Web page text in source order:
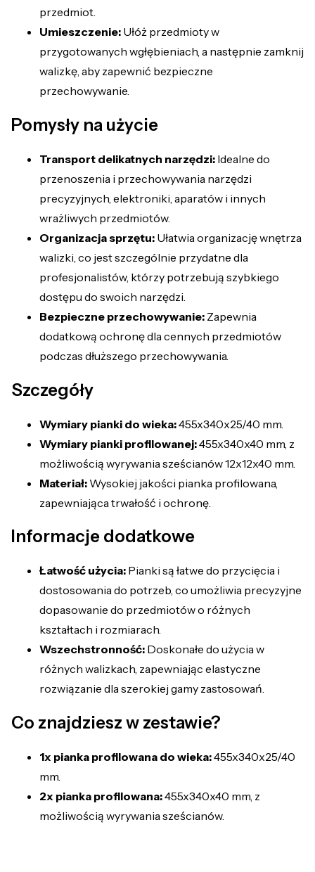
przedmiot.
Umieszczenie: Ułóż przedmioty w
przygotowanych wgłębieniach, a następnie zamknij
walizkę, aby zapewnić bezpieczne
przechowywanie.
Pomysły na użycie
Transport delikatnych narzędzi: Idealne do
przenoszenia i przechowywania narzędzi
precyzyjnych, elektroniki, aparatów i innych
wrażliwych przedmiotów.
Organizacja sprzętu: Ułatwia organizację wnętrza
walizki, co jest szczególnie przydatne dla
profesjonalistów, którzy potrzebują szybkiego
dostępu do swoich narzędzi.
Bezpieczne przechowywanie: Zapewnia
dodatkową ochronę dla cennych przedmiotów
podczas dłuższego przechowywania.
Szczegóły
Wymiary pianki do wieka:455x340x25/40 mm.
Wymiary pianki profilowanej:455x340x40 mm, z
możliwością wyrywania sześcianów 12x12x40 mm.
Materiał: Wysokiej jakości pianka profilowana,
zapewniająca trwałość i ochronę.
Informacje dodatkowe
Łatwość użycia: Pianki są łatwe do przycięcia i
dostosowania do potrzeb, co umożliwia precyzyjne
dopasowanie do przedmiotów o różnych
kształtach i rozmiarach.
Wszechstronność: Doskonałe do użycia w
różnych walizkach, zapewniając elastyczne
rozwiązanie dla szerokiej gamy zastosowań.
Co znajdziesz w zestawie?
1x pianka profilowana do wieka:455x340x25/40
mm.
2x pianka profilowana:455x340x40 mm, z
możliwością wyrywania sześcianów.